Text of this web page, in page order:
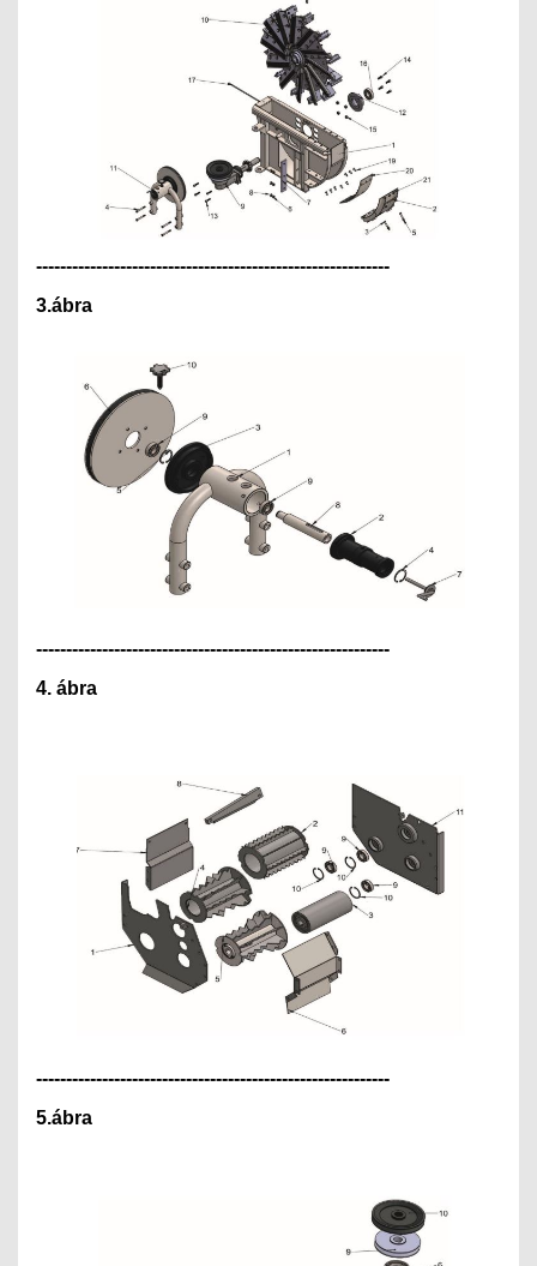
-----------------------------------------------------------
3.ábra
-----------------------------------------------------------
4. ábra
-----------------------------------------------------------
5.ábra